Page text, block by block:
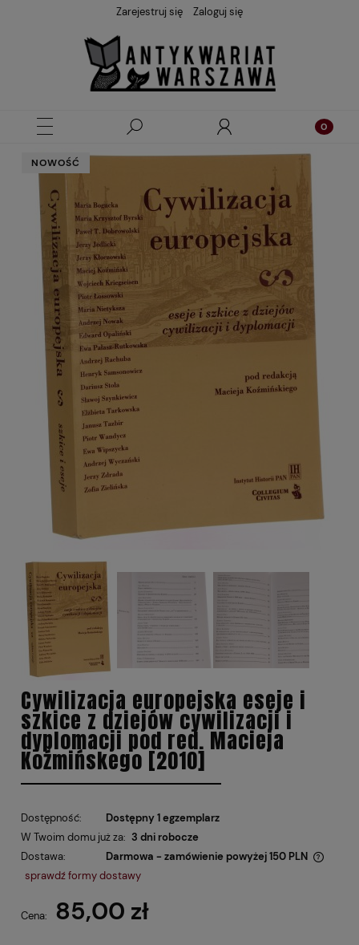
Zarejestruj się Zaloguj się
NOWOŚĆ
Cywilizacja europejska eseje i
szkice z dziejów cywilizacji i
dyplomacji pod red. Macieja
Koźmińskego [2010]
Dostępność:
Dostępny 1 egzemplarz
W Twoim domu już za: 3 dni robocze
Dostawa:
Darmowa - zamówienie powyżej 150 PLN
Cena nie zawiera ewentualnych kosztów płatności
sprawdź formy dostawy
Cena: 85,00 zł